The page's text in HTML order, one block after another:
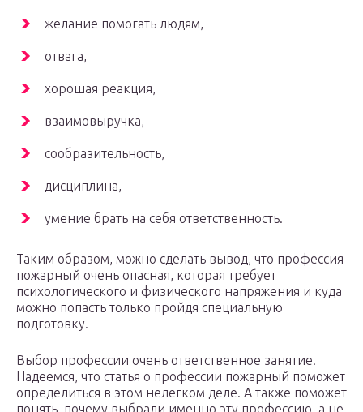
желание помогать людям,
отвага,
хорошая реакция,
взаимовыручка,
сообразительность,
дисциплина,
умение брать на себя ответственность.
Таким образом, можно сделать вывод, что профессия
пожарный очень опасная, которая требует
психологического и физического напряжения и куда
можно попасть только пройдя специальную
подготовку.
Выбор профессии очень ответственное занятие.
Надеемся, что статья о профессии пожарный поможет
определиться в этом нелегком деле. А также поможет
понять, почему выбрали именно эту профессию, а не